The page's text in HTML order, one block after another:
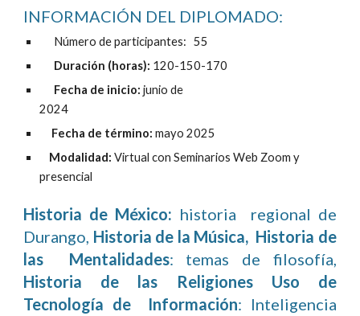
INFORMACIÓN DEL DIPLOMADO:
Número de participantes: 55
Duración (horas): 120-150-170
Fecha de inicio:junio de
2024
Fecha de término: mayo 2025
Modalidad:Virtual con Seminarios Web Zoom y
presencial
Historia de México: historia regional de
Durango, Historia de la Música, Historia de
las Mentalidades: temas de filosofía,
Historia de las Religiones
Uso de
Tecnología de Información: Inteligencia